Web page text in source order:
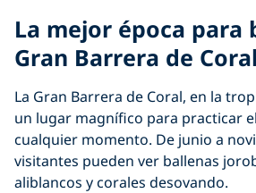
La mejor época para
Gran Barrera de Coral
La Gran Barrera de Coral, en la
un lugar magnífico para practicar
cualquier momento. De junio a
visitantes pueden ver ballenas
aliblancos y corales desovando.